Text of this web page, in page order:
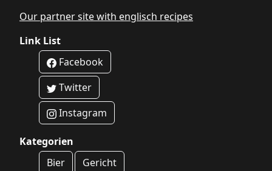
Our partner site with englisch recipes
Link List
Facebook
Twitter
Instagram
Kategorien
Bier
Gericht